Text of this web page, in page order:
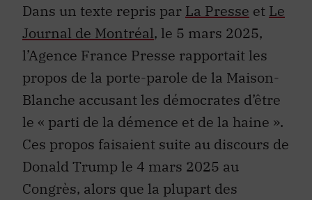
Dans un texte repris par La Presse et Le
Journal de Montréal, le 5 mars 2025,
l’Agence France Presse rapportait les
propos de la porte-parole de la Maison-
Blanche accusant les démocrates d’être
le « parti de la démence et de la haine ».
Ces propos faisaient suite au discours de
Donald Trump le 4 mars 2025 au
Congrès, alors que la plupart des